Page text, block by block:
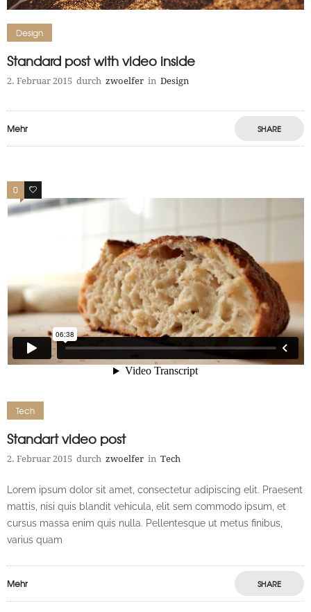
Design
Standard post with video inside
2. Februar 2015 durch zwoelfer in Design
Mehr SHARE
0 18
Tech
Standart video post
2. Februar 2015 durch zwoelfer in Tech
Lorem ipsum dolor sit amet, consectetur adipiscing elit. Praesent
mattis, nisi quis blandit vehicula, elit sem commodo ipsum, et
cursus massa enim quis nulla. Pellentesque ut metus finibus,
varius quam
Mehr SHARE